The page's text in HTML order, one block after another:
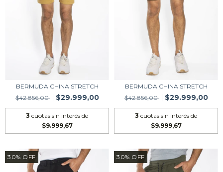
BERMUDA CHINA STRETCH
$42.856,00
$29.999,00
3 cuotas sin interés de
$9.999,67
BERMUDA CHINA STRETCH
$42.856,00
$29.999,00
3 cuotas sin interés de
$9.999,67
30% OFF 30% OFF